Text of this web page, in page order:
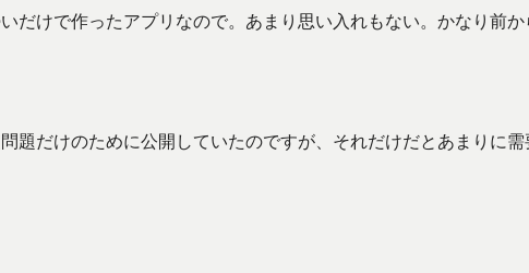
だけで作ったアプリなので。あまり思い入れもない。かなり前か
題だけのために公開していたのですが、それだけだとあまりに需